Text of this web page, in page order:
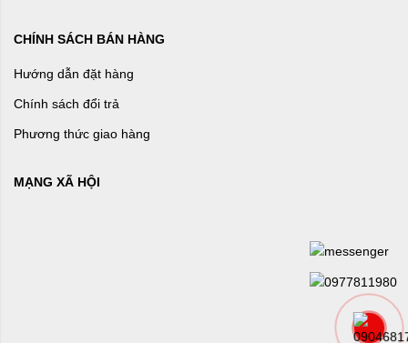
CHÍNH SÁCH BÁN HÀNG
Hướng dẫn đặt hàng
Chính sách đổi trả
Phương thức giao hàng
MẠNG XÃ HỘI